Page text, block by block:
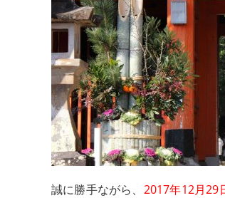
誠に勝手ながら、 2017年12月29